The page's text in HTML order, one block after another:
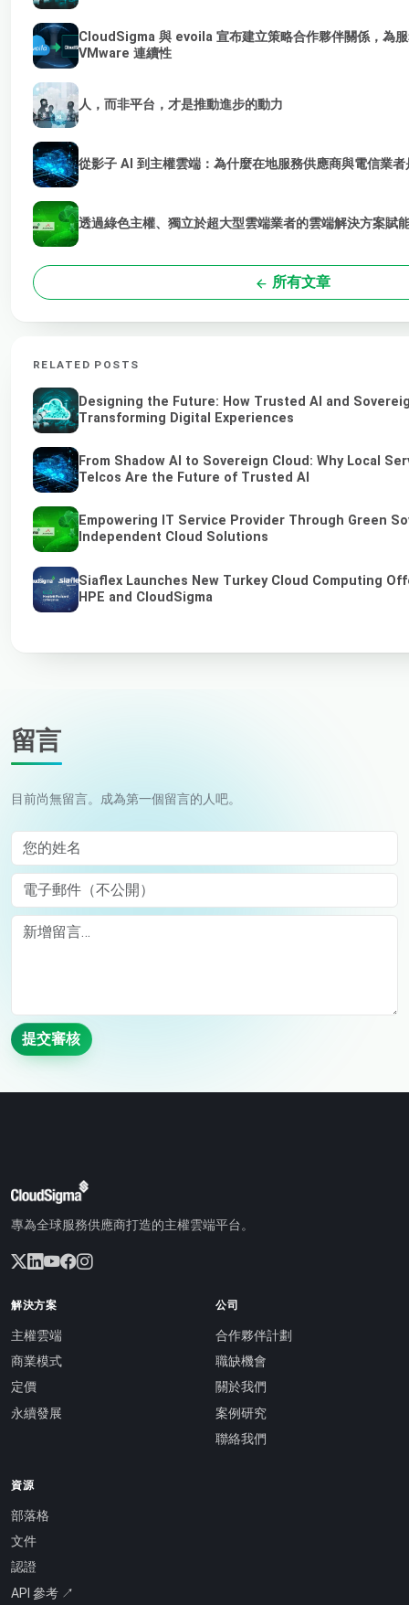
CloudSigma 與 evoila 宣布建立策略合作夥伴關係，為
VMware 連續性
人，而非平台，才是推動進步的動力
從影子 AI 到主權雲端：為什麼在地服務供應商與電信業
透過綠色主權、獨立於超大型雲端業者的雲端解決方案賦
所有文章
RELATED POSTS
Designing the Future: How Trusted AI and
Transforming Digital Experiences
From Shadow AI to Sovereign Cloud: Why Local
Telcos Are the Future of Trusted AI
Empowering IT Service Provider Through Green
Independent Cloud Solutions
Siaflex Launches New Turkey Cloud Computing
HPE and CloudSigma
留言
目前尚無留言。成為第一個留言的人吧。
您的姓名
電子郵件（不公開）
Comment
提交審核
專為全球服務供應商打造的主權雲端平台。
解決方案
主權雲端
商業模式
定價
永續發展
公司
合作夥伴計劃
職缺機會
關於我們
案例研究
聯絡我們
資源
部落格
文件
認證
API 參考 ↗